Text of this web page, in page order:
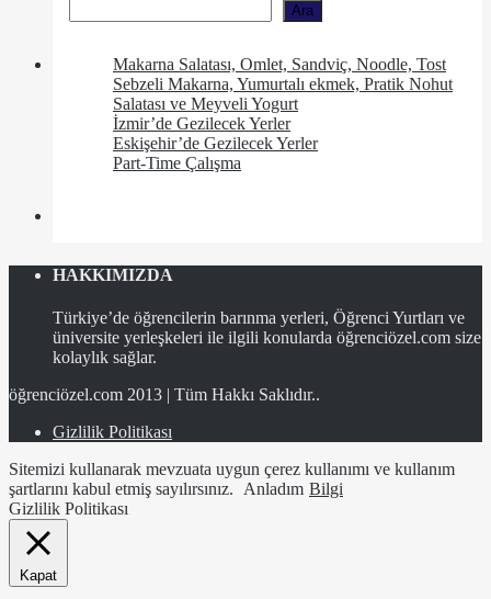
Ara
Makarna Salatası, Omlet, Sandviç, Noodle, Tost
Sebzeli Makarna, Yumurtalı ekmek, Pratik Nohut
Salatası ve Meyveli Yogurt
İzmir’de Gezilecek Yerler
Eskişehir’de Gezilecek Yerler
Part-Time Çalışma
HAKKIMIZDA
Türkiye’de öğrencilerin barınma yerleri, Öğrenci Yurtları ve
üniversite yerleşkeleri ile ilgili konularda öğrenciözel.com size
kolaylık sağlar.
öğrenciözel.com 2013 | Tüm Hakkı Saklıdır..
Gizlilik Politikası
Sitemizi kullanarak mevzuata uygun çerez kullanımı ve kullanım
şartlarını kabul etmiş sayılırsınız.
Anladım Bilgi
Gizlilik Politikası
Kapat